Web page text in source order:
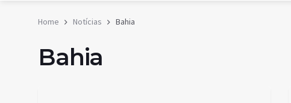
Home Notícias Bahia
Bahia